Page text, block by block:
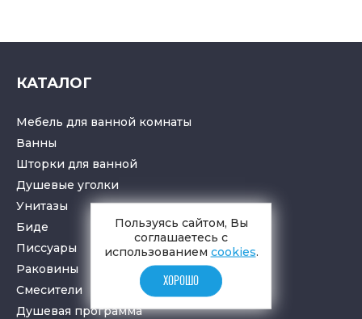
КАТАЛОГ
Мебель для ванной комнаты
Ванны
Шторки для ванной
Душевые уголки
Унитазы
Биде
Писсуары
Раковины
Смесители
Душевая программа
Пользуясь сайтом, Вы
соглашаетесь с
использованием cookies.
ХОРОШО